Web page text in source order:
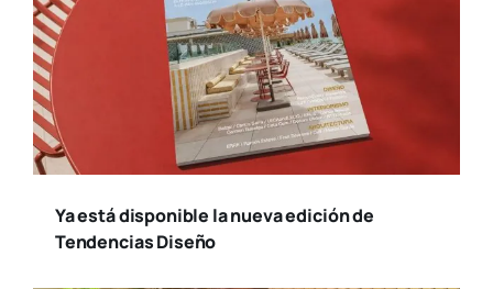
Ya está disponible la nueva edición de
Tendencias Diseño